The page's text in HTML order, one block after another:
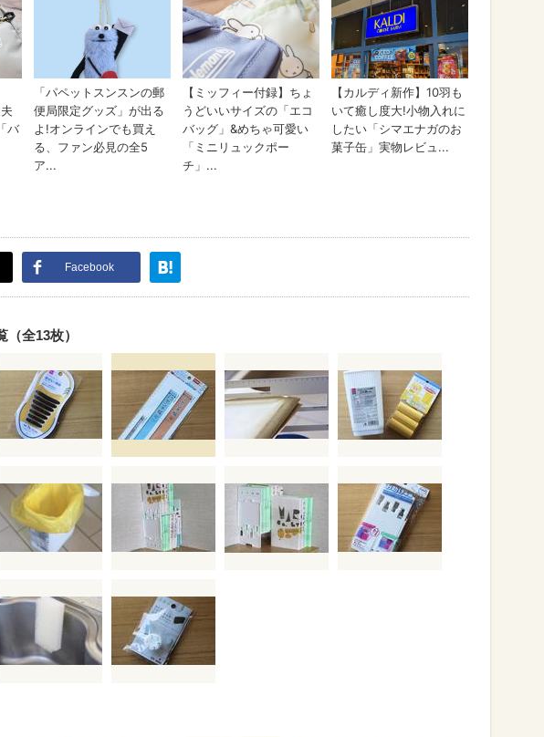
Facebook
全13枚）